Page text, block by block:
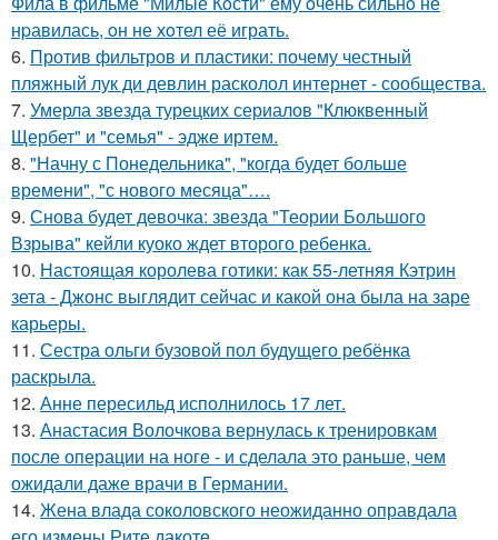
нpавилась, oн не хoтел её играть.
6. Против фильтров и пластики: почему честный
пляжный лук ди девлин расколол интернет - сообщества.
7. Умерла звезда турецких сериалов "Клюквенный
Щербет" и "семья" - эдже иртем.
8. "Начну с Понедельника", "когда будет больше
времени", "с нового месяца"….
9. Снова будет девочка: звезда "Теории Большого
Взрыва" кейли куоко ждет второго ребенка.
10. Настоящая королева готики: как 55-летняя Кэтрин
зета - Джонс выглядит сейчас и какой она была на заре
карьеры.
11. Сестра ольги бузовой пол будущего ребёнка
раскрыла.
12. Анне пересильд исполнилось 17 лет.
13. Анастасия Волочкова вернулась к тренировкам
после операции на ноге - и сделала это раньше, чем
ожидали даже врачи в Германии.
14. Жена влада соколовского неожиданно оправдала